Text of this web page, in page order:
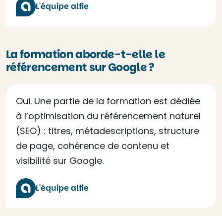
L'équipe alfie
La formation aborde-t-elle le
référencement sur Google ?
Oui. Une partie de la formation est dédiée
à l’optimisation du référencement naturel
(SEO) : titres, métadescriptions, structure
de page, cohérence de contenu et
visibilité sur Google.
L'équipe alfie